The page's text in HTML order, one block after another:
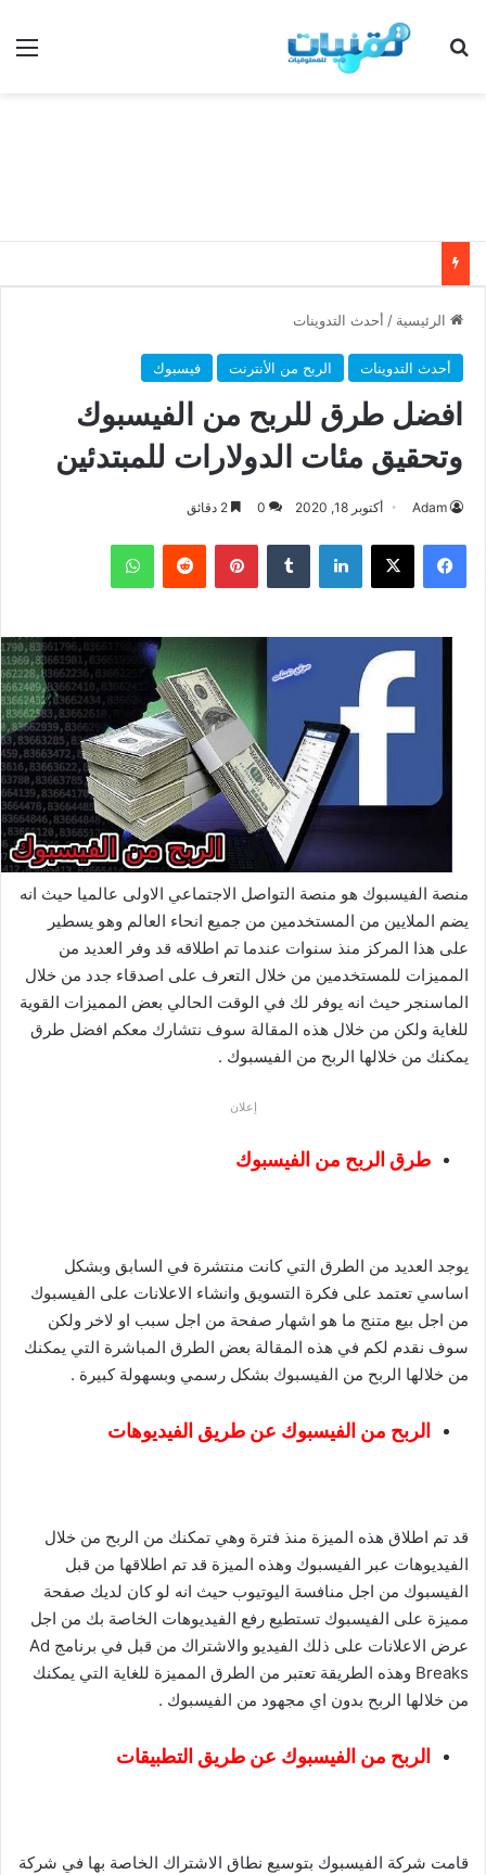
بحث عن
الرئيسية / أحدث التدوينات
أحدث التدوينات الربح من الأنترنت فيسبوك
افضل طرق للربح من الفيسبوك
وتحقيق مئات الدولارات للمبتدئين
Adam أكتوبر 18, 2020 0
فيسبوك ‫X لينكدإن بينتيريست واتساب
منصة الفيسبوك هو منصة التواصل الاجتماعي الاولى عالميا حيث انه
يضم الملايين من المستخدمين من جميع انحاء العالم وهو يسطير
على هذا المركز منذ سنوات عندما تم اطلاقه قد وفر العديد من
المميزات للمستخدمين من خلال التعرف على اصدقاء جدد من خلال
الماسنجر حيث انه يوفر لك في الوقت الحالي بعض المميزات القوية
للغاية ولكن من خلال هذه المقالة سوف نتشارك معكم افضل طرق
يمكنك من خلالها الربح من الفيسبوك .
إعلان
طرق الربح من الفيسبوك
يوجد العديد من الطرق التي كانت منتشرة في السابق وبشكل
اساسي تعتمد على فكرة التسويق وانشاء الاعلانات على الفيسبوك
من اجل بيع متنج ما هو اشهار صفحة من اجل سبب او لاخر ولكن
سوف نقدم لكم في هذه المقالة بعض الطرق المباشرة التي يمكنك
من خلالها الربح من الفيسبوك بشكل رسمي وبسهولة كبيرة .
الربح من الفيسبوك عن طريق الفيديوهات
قد تم اطلاق هذه الميزة منذ فترة وهي تمكنك من الربح من خلال
الفيديوهات عبر الفيسبوك وهذه الميزة قد تم اطلاقها من قبل
الفيسبوك من اجل منافسة اليوتيوب حيث انه لو كان لديك صفحة
مميزة على الفيسبوك تستطيع رفع الفيديوهات الخاصة بك من اجل
عرض الاعلانات على ذلك الفيديو والاشتراك من قبل في برنامج Ad
Breaks وهذه الطريقة تعتبر من الطرق المميزة للغاية التي يمكنك
من خلالها الربح بدون اي مجهود من الفيسبوك .
الربح من الفيسبوك عن طريق التطبيقات
قامت شركة الفيسبوك بتوسيع نطاق الاشتراك الخاصة بها في شركة